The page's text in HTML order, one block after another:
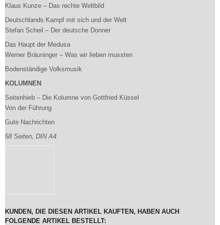
Klaus Kunze – Das rechte Weltbild
Deutschlands Kampf mit sich und der Welt
Stefan Scheil – Der deutsche Donner
Das Haupt der Medusa
Werner Bräuninger – Was wir lieben mussten
Bodenständige Volksmusik
KOLUMNEN
Seitenhieb – Die Kolumne von Gottfried Küssel
Von der Führung
Gute Nachrichten
58 Seiten, DIN A4
KUNDEN, DIE DIESEN ARTIKEL KAUFTEN, HABEN AUCH
FOLGENDE ARTIKEL BESTELLT: